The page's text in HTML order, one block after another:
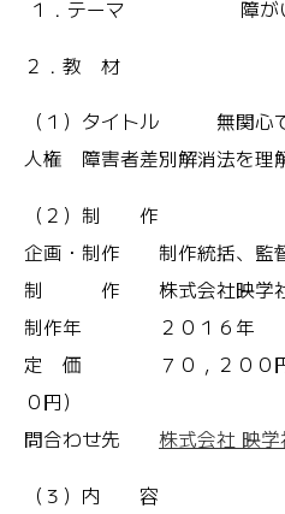
１．テーマ 障がい
２．教 材
（１）タイトル 無関心
人権 障害者差別解消法を理
（２）制 作
企画・制作 制作統括、監
制 作 株式会社映学
制作年 ２０１６年
定 価 ７０，２００円
０円）
問合わせ先 株式会社 映学
（３）内 容